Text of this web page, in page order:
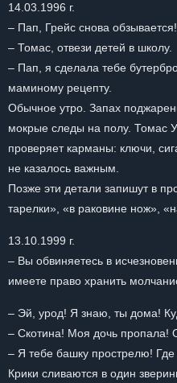
14.03.1996 г.
– Пап, Грейс снова обзывается!
– Томас, отвези детей в школу.
– Пап, я сделала тебе
маминому рецепту.
Обычное утро. Запах
мокрые следы на полу. Томас
проверяет карманы: ключи,
не казалось важным.
Позже эти детали запишут в
тарелки», «в раковине нож»,
13.10.1999 г.
– Вы обвиняетесь в
имеете право хранить
– Эй, урод! Я знаю, ты дома!
– Скотина! Моя дочь пропала!
– Я тебе башку прострелю!
Крики сливаются в один